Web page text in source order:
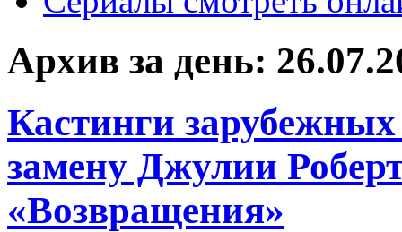
Архив за день:
Кастинги
замену Джулии
«Возвращения»